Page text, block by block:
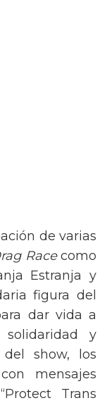
de varias
Racecomo
Estranja y
figura del
dar vida a
y
show, los
mensajes
Trans